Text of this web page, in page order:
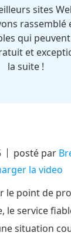
sites
rassemblé
qui
et
la suite !
posté par
la video
le point de
le service
situation